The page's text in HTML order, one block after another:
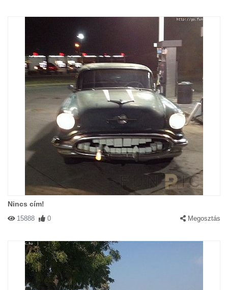
Nincs cím!
15888 0 Megosztás